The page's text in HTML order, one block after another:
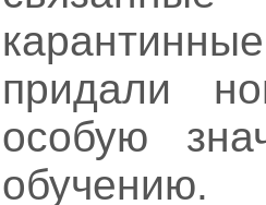
придали
особую